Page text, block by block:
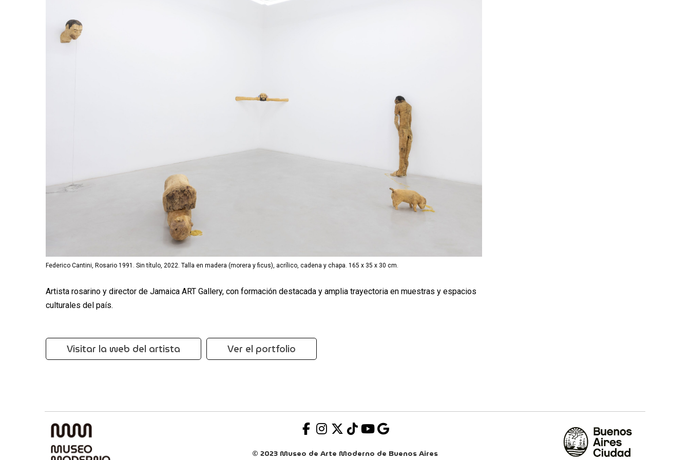
Federico Cantini, Rosario 1991. Sin título, 2022. Talla en madera (morera y ficus), acrílico, cadena y chapa. 165 x 35 x 30 cm.
Artista rosarino y director de Jamaica ART Gallery, con formación destacada y amplia trayectoria en muestras y espacios
culturales del país.
Visitar la web del artista Ver el portfolio
© 2023 Museo de Arte Moderno de Buenos Aires